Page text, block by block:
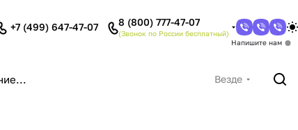
+7 (499) 647-47-07 8 (800) 777-47-07
(Звонок по России бесплатный)
Напишите нам
Везде